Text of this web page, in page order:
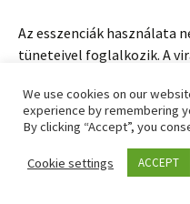
Az esszenciák használata
tüneteivel foglalkozik. A
Aztán segítenek
Az esszencia cseppek
számára. Így a tünetek is
We use cookies on our
experience by remembering
By clicking “Accept”, you
Cookie settings ACCEPT